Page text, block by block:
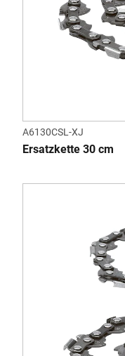
A6130CSL-XJ
Ersatzkette 30 cm